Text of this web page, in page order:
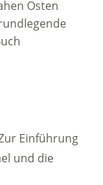
Osten
Einführung
und die